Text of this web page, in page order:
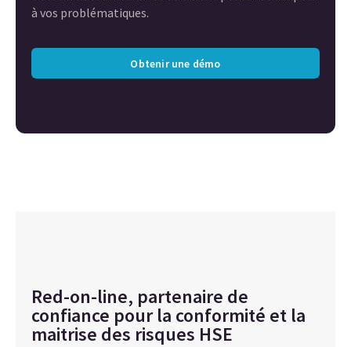
à vos problématiques.
Obtenir une démo
Red-on-line, partenaire de
confiance pour la conformité et la
maitrise des risques HSE